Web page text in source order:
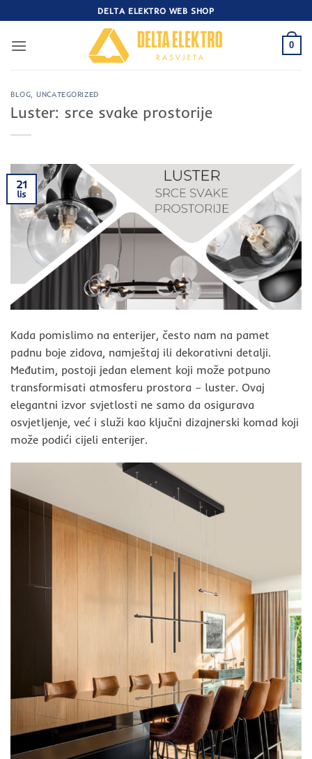
to
content
DELTA ELEKTRO WEB SHOP
0
BLOG,UNCATEGORIZED
Luster: srce svake prostorije
21
lis
Kada pomislimo na enterijer, često nam na pamet
padnu boje zidova, namještaj ili dekorativni detalji.
Međutim, postoji jedan element koji može potpuno
transformisati atmosferu prostora – luster. Ovaj
elegantni izvor svjetlosti ne samo da osigurava
osvjetljenje, već i služi kao ključni dizajnerski komad koji
može podići cijeli enterijer.